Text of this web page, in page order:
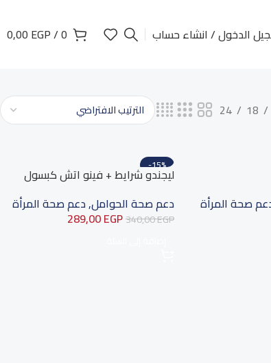
الدخول / انشاء حساب 0
/
0,00 EGP
18
24
صحة المرأة
-15%
ليجندو شرايط + فينو اتش كبسول
دعم صحة الحوامل,دعم صحة المرأة
340,00EGP
289,00EGP